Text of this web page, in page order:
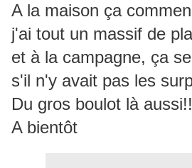
A la maison ça
j'ai tout un massif de
et à la campagne, ça
s'il n'y avait pas les
Du gros boulot là aussi!!
A bientôt